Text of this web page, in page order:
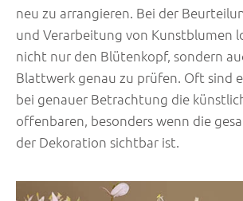
neu zu arrangieren. Bei der
und Verarbeitung von Kunstblumen
nicht nur den Blütenkopf, sondern
Blattwerk genau zu prüfen. Oft sind
bei genauer Betrachtung die
offenbaren, besonders wenn die
der Dekoration sichtbar ist.